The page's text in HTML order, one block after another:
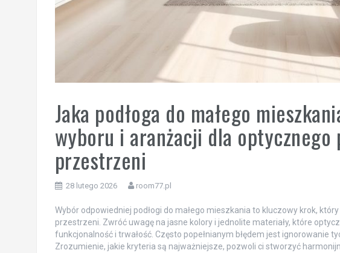
Jaka podłoga do małego
wyboru i aranżacji dla optycznego
przestrzeni
28 lutego 2026 room77.pl
Wybór odpowiedniej podłogi do małego mieszkania to kluczowy krok,
przestrzeni. Zwróć uwagę na jasne kolory i jednolite materiały, które
funkcjonalność i trwałość. Często popełnianym błędem jest ignorowanie
Zrozumienie, jakie kryteria są najważniejsze, pozwoli ci stworzyć